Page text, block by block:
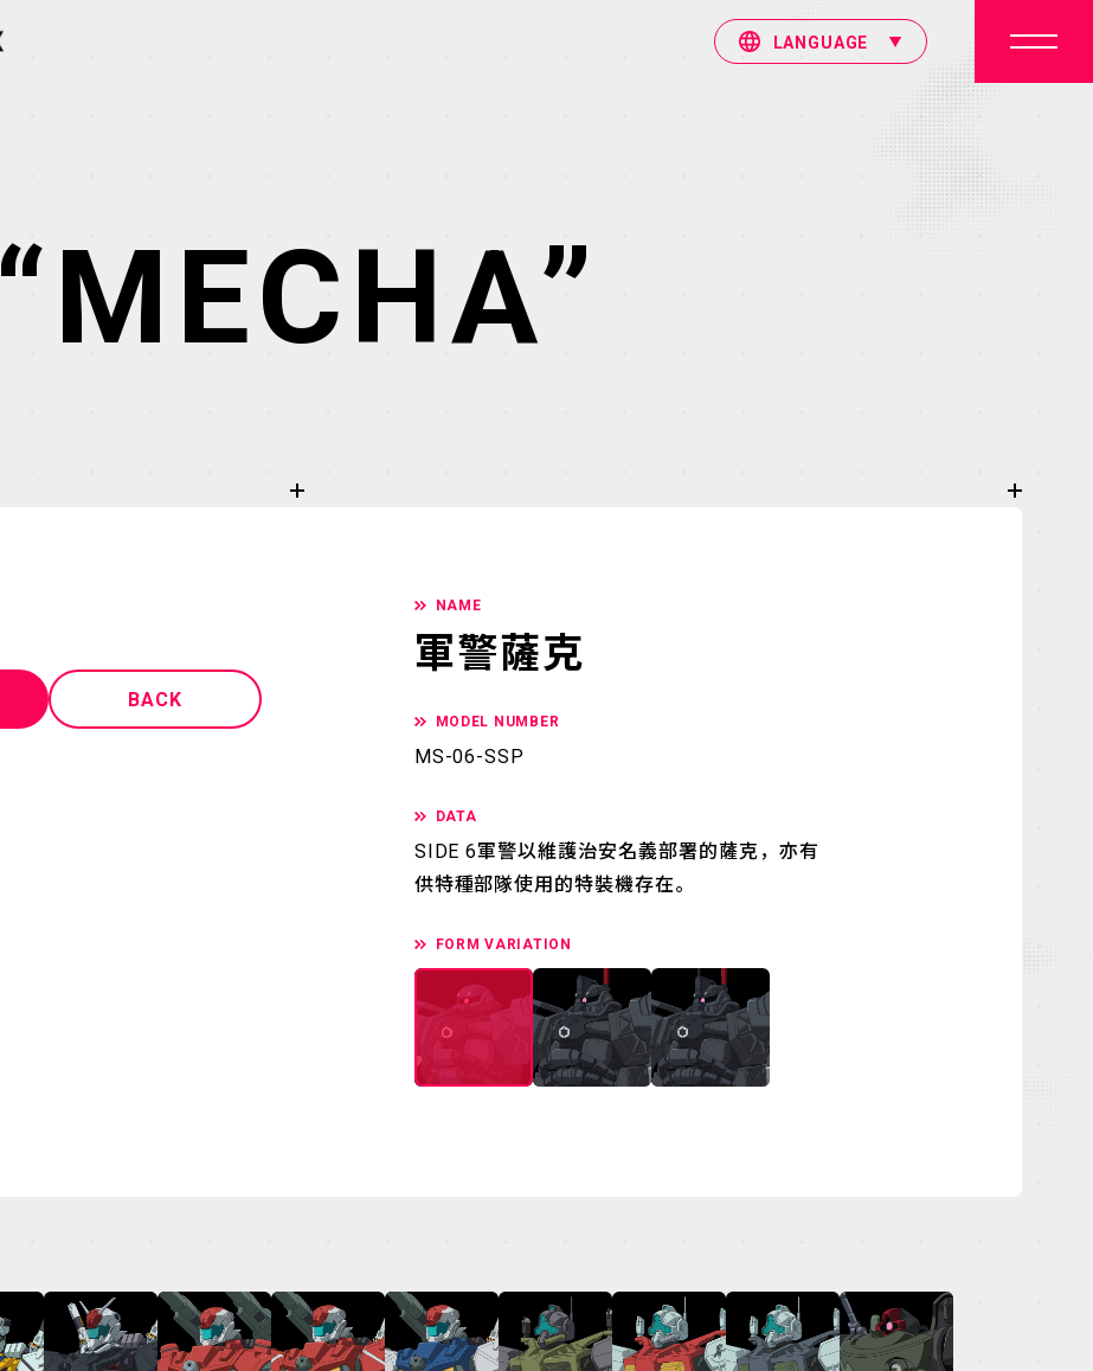
LANGUAGE
“MECHA”
BACK
NAME
軍警薩克
MODEL NUMBER
MS-06-SSP
DATA
SIDE 6軍警以維護治安名義部署的薩克，亦有
供特種部隊使用的特裝機存在。
FORM VARIATION